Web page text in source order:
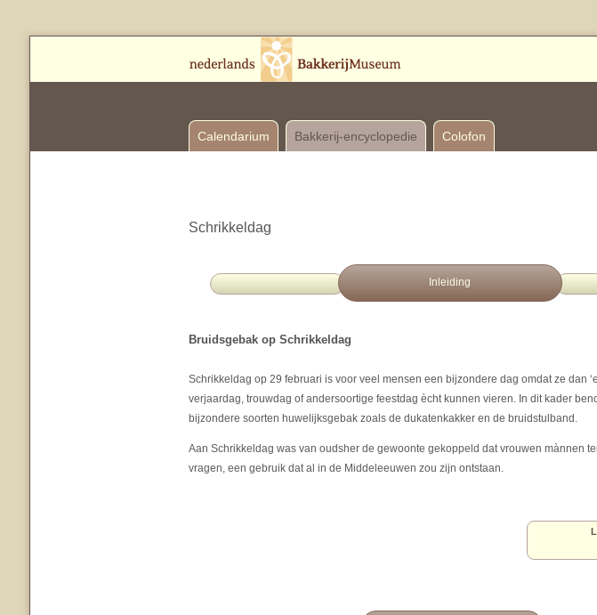
Calendarium Bakkerij-encyclopedie Colofon
Schrikkeldag
Inleiding
Bruidsgebak op Schrikkeldag
Schrikkeldag op 29 februari is voor veel mensen een bijzondere dag omdat ze dan
verjaardag, trouwdag of andersoortige feestdag ècht kunnen vieren. In dit kader
bijzondere soorten huwelijksgebak zoals de dukatenkakker en de bruidstulband.
Aan Schrikkeldag was van oudsher de gewoonte gekoppeld dat vrouwen mànnen
vragen, een gebruik dat al in de Middeleeuwen zou zijn ontstaan.